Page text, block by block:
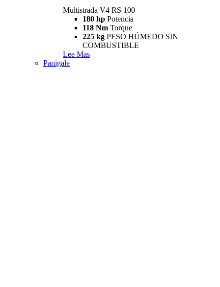
Multistrada V4 RS 100
180 hp Potencia
118 Nm Torque
225 kg PESO HÚMEDO SIN
COMBUSTIBLE
Lee Mas
Panigale